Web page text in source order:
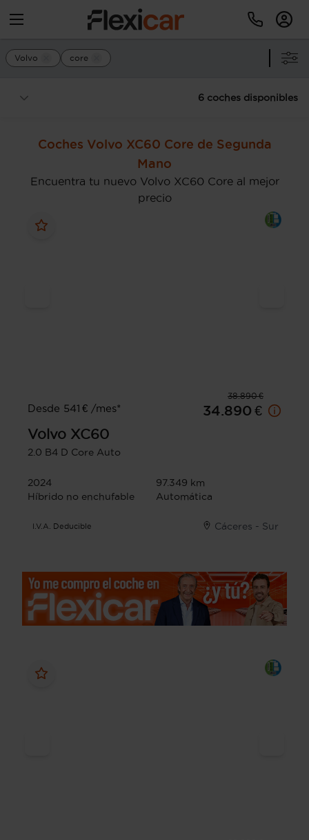
Volvo core
6 coches disponibles
Coches Volvo XC60 Core de Segunda
Mano
Encuentra tu nuevo Volvo XC60 Core al mejor
precio
38.890 €
Desde 541 € /mes*
34.890 €
Volvo XC60
2.0 B4 D Core Auto
2024
97.349 km
Híbrido no enchufable
Automática
I.V.A. Deducible Cáceres - Sur